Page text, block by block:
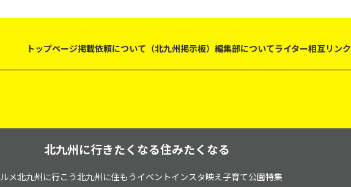
トップページ掲載依頼について（北九州掲示板）編集部についてライター相互リンク
北九州に行きたくなる住みたくなる
メ北九州に行こう北九州に住もう イベントインスタ映え 子育て公園特集